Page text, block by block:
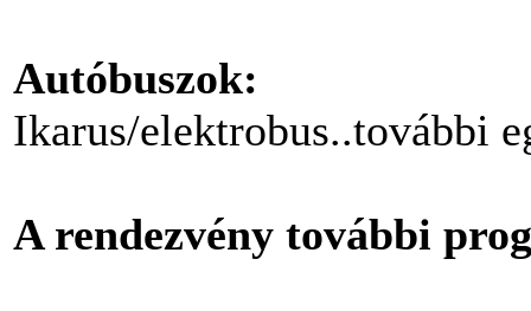
Autóbuszok:
Ikarus/elektrobus..további
A rendezvény további